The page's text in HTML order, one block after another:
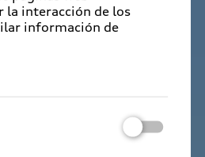
la interacción de los
información de